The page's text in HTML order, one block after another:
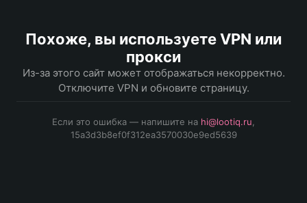
Похоже, вы используете VPN или
прокси
Из-за этого сайт может отображаться некорректно.
Отключите VPN и обновите страницу.
Если это ошибка — напишите на hi@lootiq.ru
15a3d3b8ef0f312ea3570030e9ed5639